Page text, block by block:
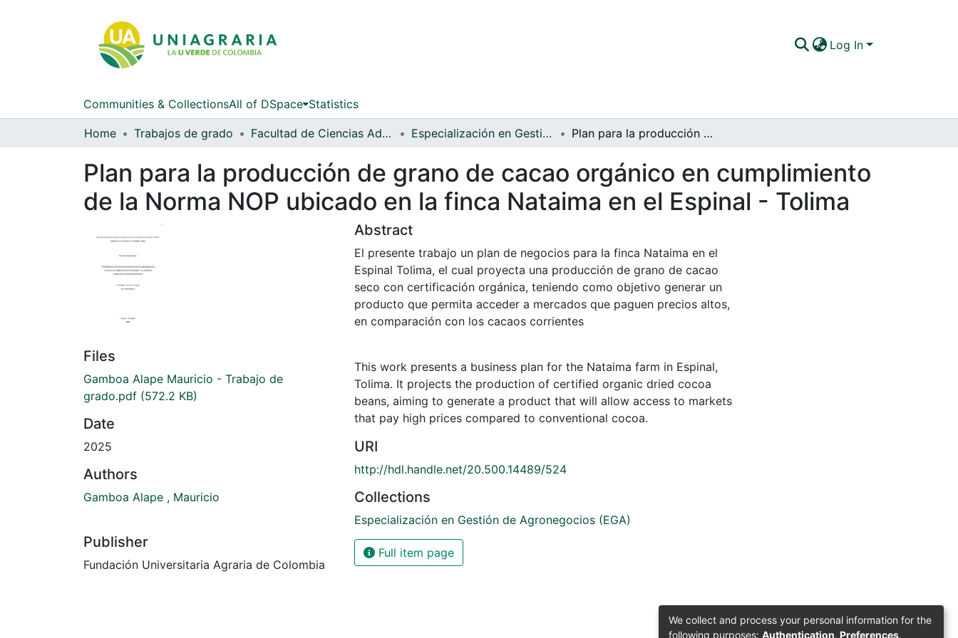
Log In
Communities & CollectionsAll of DSpace Statistics
Home Trabajos de grado Facultad de Ciencias Administrativas y Contables Especialización en Gestión de Agronegocios (EGA) Plan para la producción de grano de cacao orgánico en cumplimiento de la Norma NOP ubicado en la finca Nataima en el Espinal - Tolima
Plan para la producción de grano de cacao orgánico en cumplimiento
de la Norma NOP ubicado en la finca Nataima en el Espinal - Tolima
Files
Gamboa Alape Mauricio - Trabajo de
grado.pdf (572.2 KB)
Date
2025
Authors
Gamboa Alape , Mauricio
Publisher
Fundación Universitaria Agraria de Colombia
Abstract
El presente trabajo un plan de negocios para la finca Nataima en el
Espinal Tolima, el cual proyecta una producción de grano de cacao
seco con certificación orgánica, teniendo como objetivo generar un
producto que permita acceder a mercados que paguen precios altos,
en comparación con los cacaos corrientes
This work presents a business plan for the Nataima farm in Espinal,
Tolima. It projects the production of certified organic dried cocoa
beans, aiming to generate a product that will allow access to markets
that pay high prices compared to conventional cocoa.
URI
http://hdl.handle.net/20.500.14489/524
Collections
Especialización en Gestión de Agronegocios (EGA)
Full item page
We collect and process your personal information for the
following purposes: Authentication, Preferences,